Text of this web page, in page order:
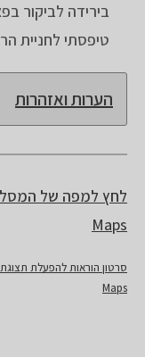
בירידה לביקור
טיפסתי לחניית
הערות ואזהרות
Maps
Maps